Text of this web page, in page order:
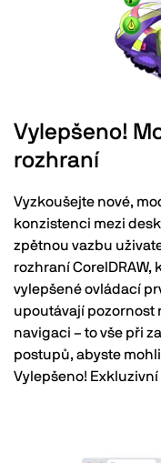
Vylepšeno!
rozhraní
Vyzkoušejte nové,
konzistenci mezi
zpětnou vazbu
rozhraní CorelDRAW,
vylepšené ovládací
upoutávají pozornost
navigaci – to vše při
postupů, abyste
Vylepšeno!